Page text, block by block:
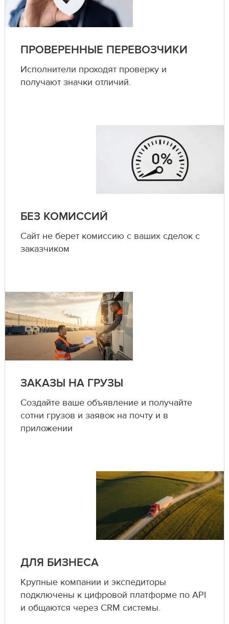
ПРОВЕРЕННЫЕ ПЕРЕВОЗЧИКИ
Исполнители проходят проверку и
получают значки отличий.
БЕЗ КОМИССИЙ
Сайт не берет комиссию с ваших сделок с
заказчиком
ЗАКАЗЫ НА ГРУЗЫ
Создайте ваше объявление и получайте
сотни грузов и заявок на почту и в
приложении
ДЛЯ БИЗНЕСА
Крупные компании и экспедиторы
подключены к цифровой платформе по API
и общаются через CRM системы.